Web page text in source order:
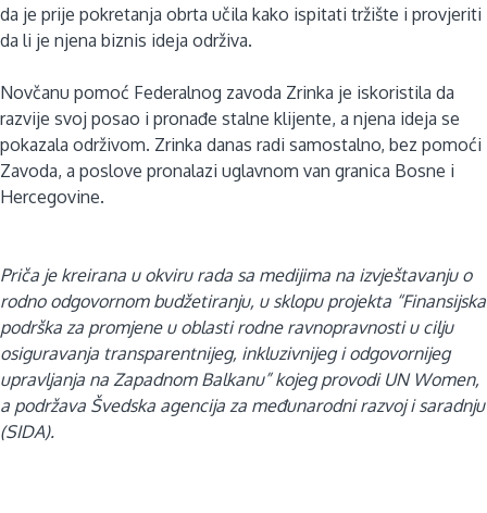
da je prije pokretanja obrta učila kako ispitati tržište i provjeriti
da li je njena biznis ideja održiva.
Novčanu pomoć Federalnog zavoda Zrinka je iskoristila da
razvije svoj posao i pronađe stalne klijente, a njena ideja se
pokazala održivom. Zrinka danas radi samostalno, bez pomoći
Zavoda, a poslove pronalazi uglavnom van granica Bosne i
Hercegovine.
Priča je kreirana u okviru rada sa medijima na izvještavanju o
rodno odgovornom budžetiranju, u sklopu projekta “Finansijska
podrška za promjene u oblasti rodne ravnopravnosti u cilju
osiguravanja transparentnijeg, inkluzivnijeg i odgovornijeg
upravljanja na Zapadnom Balkanu” kojeg provodi UN Women,
a podržava Švedska agencija za međunarodni razvoj i saradnju
(SIDA).